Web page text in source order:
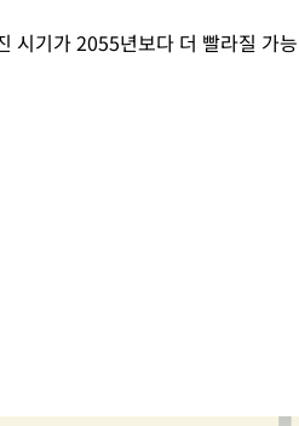
시기가 2055년보다 더 빨라질 가능